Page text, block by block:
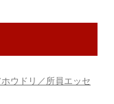
ウドリ／所員エッセ